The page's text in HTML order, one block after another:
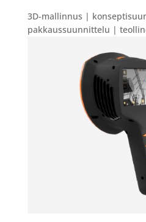
3D-mallinnus |
pakkaussuunnittelu |